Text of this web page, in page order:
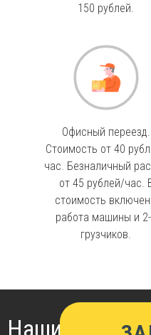
150 рублей.
Офисный переезд.
Стоимость от 40
час. Безналичный
от 45 рублей/час.
стоимость
работа машины и
грузчиков.
Наши услуги: